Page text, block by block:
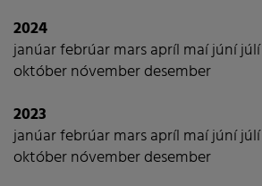
2024
janúarfebrúarmarsapríl maíjúníjúlí
októbernóvemberdesember
2023
janúarfebrúarmarsapríl maíjúníjúlí
októbernóvemberdesember